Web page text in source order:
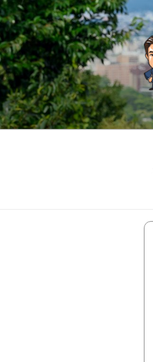
コ
ン
テ
ン
ツ
へ
ス
キ